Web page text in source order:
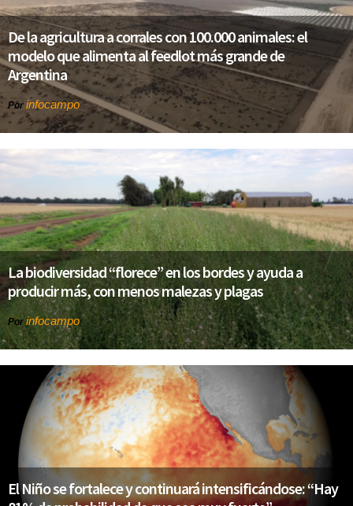
De la agricultura a corrales con 100.000 animales: el
modelo que alimenta al feedlot más grande de
Argentina
Por infocampo
La biodiversidad “florece” en los bordes y ayuda a
producir más, con menos malezas y plagas
Porinfocampo
El Niño se fortalece y continuará intensificándose: “Hay